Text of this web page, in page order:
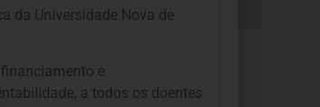
da Universidade Nova de
e
a todos os doentes